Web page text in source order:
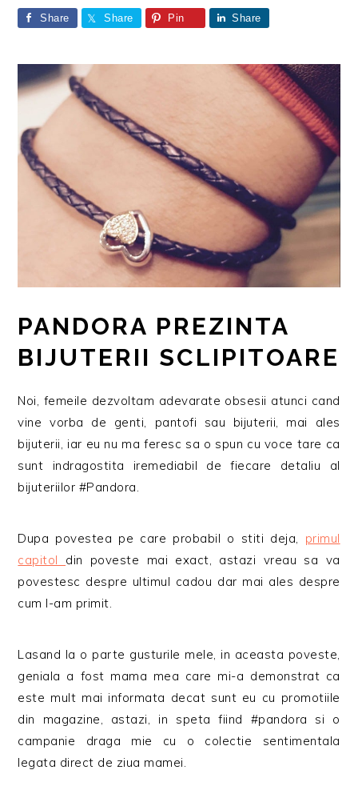
Share Share Pin Share
PANDORA PREZINTA
BIJUTERII SCLIPITOARE
Noi, femeile dezvoltam adevarate obsesii atunci cand
vine vorba de genti, pantofi sau bijuterii, mai ales
bijuterii, iar eu nu ma feresc sa o spun cu voce tare ca
sunt indragostita iremediabil de fiecare detaliu al
bijuteriilor #Pandora.
Dupa povestea pe care probabil o stiti deja, primul
capitol din poveste mai exact, astazi vreau sa va
povestesc despre ultimul cadou dar mai ales despre
cum l-am primit.
Lasand la o parte gusturile mele, in aceasta poveste,
geniala a fost mama mea care mi-a demonstrat ca
este mult mai informata decat sunt eu cu promotiile
din magazine, astazi, in speta fiind #pandora si o
campanie draga mie cu o colectie sentimentala
legata direct de ziua mamei.